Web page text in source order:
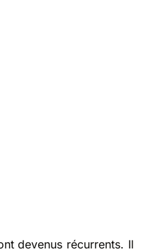
devenus récurrents. Il